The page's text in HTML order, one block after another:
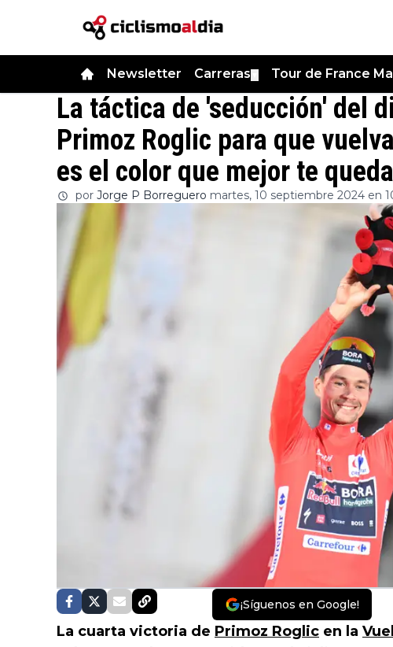
Newsletter Carreras Tour de France
La táctica de 'seducción' del
Primoz Roglic para que
es el color que mejor te
por Jorge P Borreguero martes, 10 septiembre 2024 en
¡Síguenos en Google!
La cuarta victoria de Primoz Roglic en la